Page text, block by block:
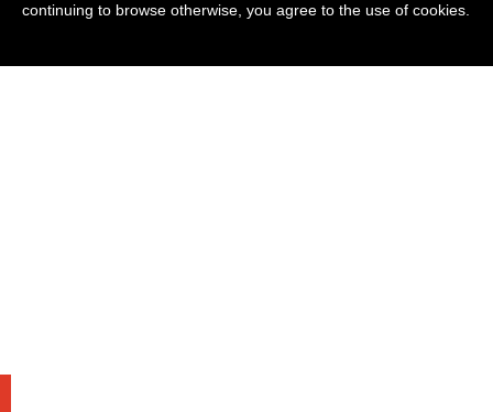
continuing to browse otherwise, you agree to the use of cookies.